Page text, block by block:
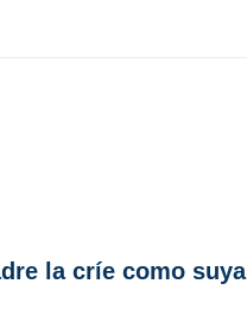
la críe como suya